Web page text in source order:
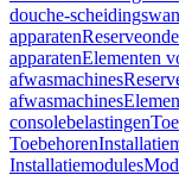
douche-
apparaten
apparatenElementen
afwasmachines
afwasmachines
consolebelastingen
Toebehoren
Installatiemodules